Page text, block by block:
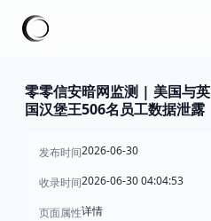
零零信安暗网监测 | 美国与英
国汉堡王506名员工数据泄露
发布时间2026-06-30
收录时间2026-06-30 04:04:53
页面属性详情